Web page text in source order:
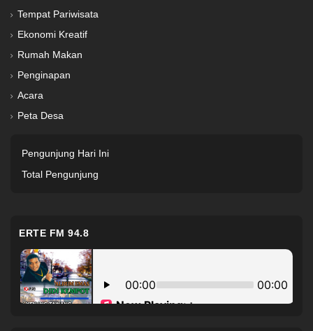
Tempat Pariwisata
Ekonomi Kreatif
Rumah Makan
Penginapan
Acara
Peta Desa
Pengunjung Hari Ini
Total Pengunjung
ERTE FM 94.8